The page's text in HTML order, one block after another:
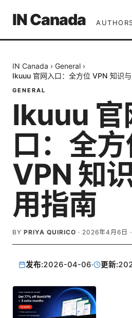
IN Canada
IN Canada › General ›
Ikuuu 官网入口：全方位 VPN 知识
GENERAL
Ikuuu 官
口：全
VPN 知
用指南
BY PRIYA QUIRICO · 2026年4月6日 ·
发布:2026-04-06· 更新: